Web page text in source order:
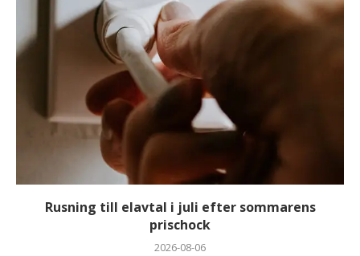
Rusning till elavtal i juli efter sommarens
prischock
2026-08-06